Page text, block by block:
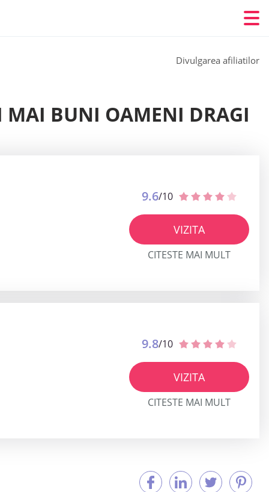
Divulgarea afiliatilor
MAI BUNI OAMENI DRAGI
9.6/10
VIZITA
CITESTE MAI MULT
9.8/10
VIZITA
CITESTE MAI MULT